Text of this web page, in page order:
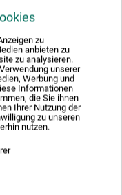
zu
anbieten zu
zu analysieren.
unserer
Werbung und
Informationen
die Sie ihnen
Ihrer Nutzung der
zu unseren
nutzen.